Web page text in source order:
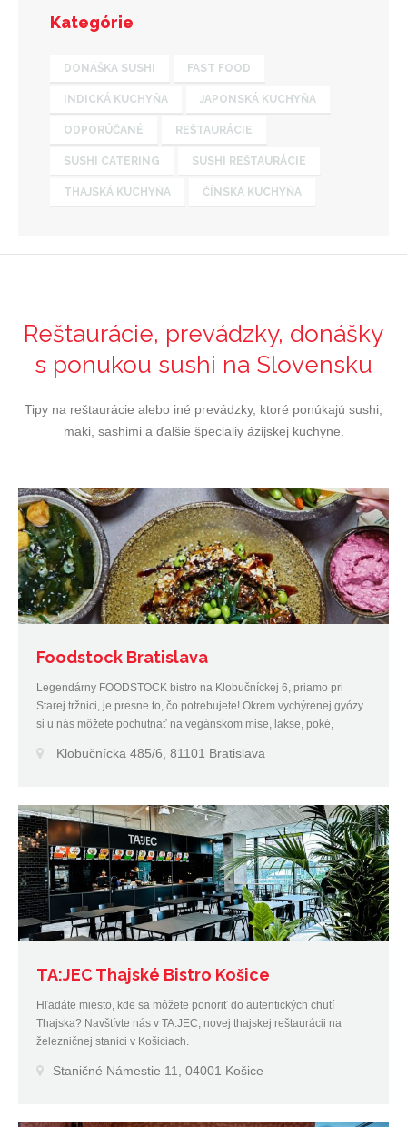
Kategórie
DONÁŠKA SUSHI FAST FOOD
INDICKÁ KUCHYŇA JAPONSKÁ KUCHYŇA
ODPORÚČANÉ REŠTAURÁCIE
SUSHI CATERING SUSHI REŠTAURÁCIE
THAJSKÁ KUCHYŇA ČÍNSKA KUCHYŇA
Reštaurácie, prevádzky, donášky
s ponukou sushi na Slovensku
Tipy na reštaurácie alebo iné prevádzky, ktoré ponúkajú sushi,
maki, sashimi a ďalšie špecialiy ázijskej kuchyne.
Foodstock Bratislava
Legendárny FOODSTOCK bistro na Klobučníckej 6, priamo pri
Starej tržnici, je presne to, čo potrebujete! Okrem vychýrenej gyózy
si u nás môžete pochutnať na vegánskom mise, lakse, poké,
lahôdkach.
Klobučnícka 485/6, 81101 Bratislava
TA:JEC Thajské Bistro Košice
Hľadáte miesto, kde sa môžete ponoriť do autentických chutí
Thajska? Navštívte nás v TA:JEC, novej thajskej reštaurácii na
železničnej stanici v Košiciach.
Staničné Námestie 11, 04001 Košice